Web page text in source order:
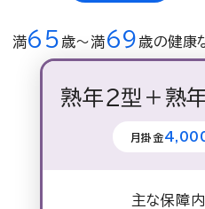
満65 歳〜満69 歳の健康
熟年２型＋熟
月掛金
主な保障